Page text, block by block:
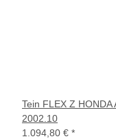
Tein FLEX Z
2002.10
1.094,80 € *